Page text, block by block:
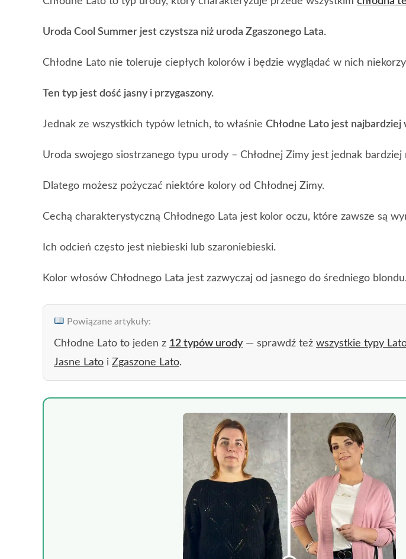
Uroda Cool Summer jest czystsza niż uroda Zgaszonego Lata.
Chłodne Lato nie toleruje ciepłych kolorów i będzie wyglądać w nich
Ten typ jest dość jasny i przygaszony.
Jednak ze wszystkich typów letnich, to właśnie Chłodne Lato jest najbardziej
Uroda swojego siostrzanego typu urody – Chłodnej Zimy jest jednak bardziej
Dlatego możesz pożyczać niektóre kolory od Chłodnej Zimy.
Cechą charakterystyczną Chłodnego Lata jest kolor oczu, które zawsze są
Ich odcień często jest niebieski lub szaroniebieski.
Kolor włosów Chłodnego Lata jest zazwyczaj od jasnego do średniego blondu.
Powiązane artykuły:
Chłodne Lato to jeden z 12 typów urody— sprawdź też wszystkie typy
Jasne Lato i Zgaszone Lato.